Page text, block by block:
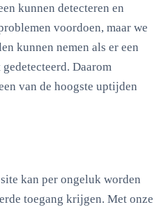
kunnen detecteren en
voordoen, maar we
kunnen nemen als er een
Daarom
van de hoogste uptijden
kan per ongeluk worden
toegang krijgen. Met onze